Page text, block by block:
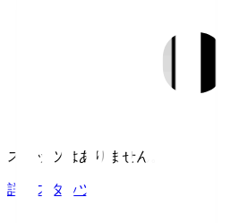
スタッツはありません。
詳細スタッツ